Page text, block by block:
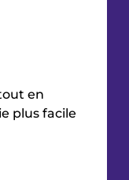
en
plus facile